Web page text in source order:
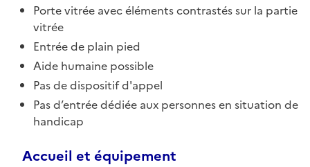
Porte vitrée avec éléments contrastés sur la partie
vitrée
Entrée de plain pied
Aide humaine possible
Pas de dispositif d'appel
Pas d’entrée dédiée aux personnes en situation de
handicap
Accueil et équipement